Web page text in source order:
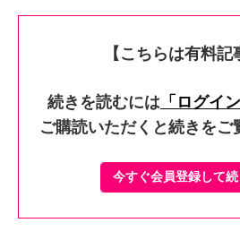
【こちらは有料記
続きを読むには 「ログイン
ご購読いただくと続きをご
今すぐ会員登録して